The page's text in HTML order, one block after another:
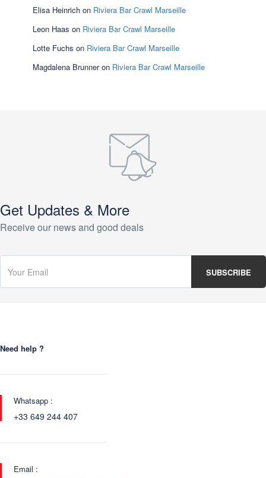
Elisa Heinrich on Riviera Bar Crawl Marseille
Leon Haas on Riviera Bar Crawl Marseille
Lotte Fuchs on Riviera Bar Crawl Marseille
Magdalena Brunneron Riviera Bar Crawl Marseille
Get Updates & More
Receive our news and good deals
Need help ?
Whatsapp :
+33 649 244 407
Email :